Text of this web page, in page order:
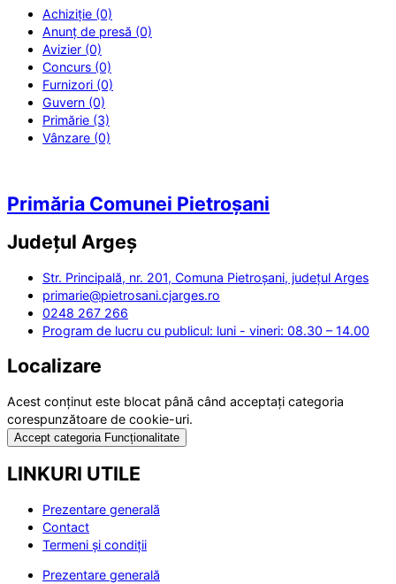
Achiziție (0)
Anunț de presă (0)
Avizier (0)
Concurs (0)
Furnizori (0)
Guvern (0)
Primărie (3)
Vânzare (0)
Primăria Comunei Pietroșani
Județul Argeș
Str. Principală, nr. 201, Comuna Pietroșani, județul Arges
primarie@pietrosani.cjarges.ro
0248 267 266
Program de lucru cu publicul: luni - vineri: 08.30 – 14.00
Localizare
Acest conținut este blocat până când acceptați categoria
corespunzătoare de cookie-uri.
Accept categoria Funcționalitate
LINKURI UTILE
Prezentare generală
Contact
Termeni și condiții
Prezentare generală